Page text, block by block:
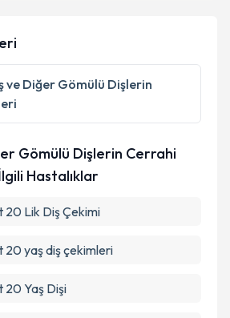
işlenmesine ilişkinAydınlatma
ve kişisel verilerimin belirtilen
kabul ediyorum.
ve Diğer Gömülü Dişlerin
Gömülü Dişlerin Cerrahi
Hastalıklar
20 Lik Diş Çekimi
20 yaş diş çekimleri
20 Yaş Dişi